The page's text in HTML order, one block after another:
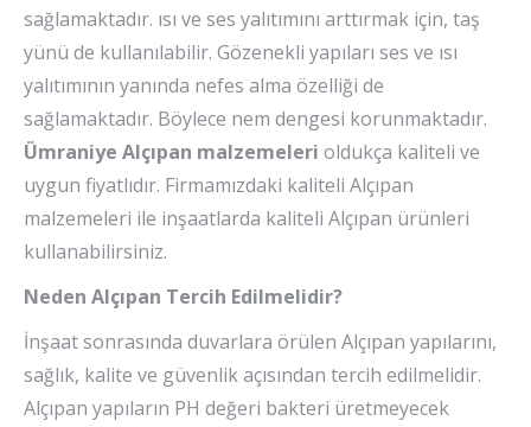
sağlamaktadır. ısı ve ses yalıtımını arttırmak için, taş
yünü de kullanılabilir. Gözenekli yapıları ses ve ısı
yalıtımının yanında nefes alma özelliği de
sağlamaktadır. Böylece nem dengesi korunmaktadır.
Ümraniye Alçıpan malzemeleri oldukça kaliteli ve
uygun fiyatlıdır. Firmamızdaki kaliteli Alçıpan
malzemeleri ile inşaatlarda kaliteli Alçıpan ürünleri
kullanabilirsiniz.
Neden Alçıpan Tercih Edilmelidir?
İnşaat sonrasında duvarlara örülen Alçıpan yapılarını,
sağlık, kalite ve güvenlik açısından tercih edilmelidir.
Alçıpan yapıların PH değeri bakteri üretmeyecek